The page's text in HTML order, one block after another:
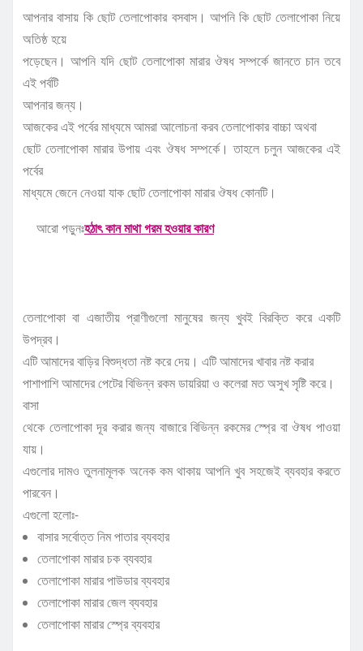
আপনার বাসায় কি ছোট তেলাপোকার বসবাস। আপনি কি ছোট তেলাপোকা নিয়ে
অতিষ্ঠ হয়ে
পড়েছেন। আপনি যদি ছোট তেলাপোকা মারার ঔষধ সম্পর্কে জানতে চান তবে
এই পর্বটি
আপনার জন্য।
আজকের এই পর্বের মাধ্যমে আমরা আলোচনা করব তেলাপোকার বাচ্চা অথবা
ছোট তেলাপোকা মারার উপায় এবং ঔষধ সম্পর্কে। তাহলে চলুন আজকের এই
পর্বের
মাধ্যমে জেনে নেওয়া যাক ছোট তেলাপোকা মারার ঔষধ কোনটি।
আরো পড়ুনঃহঠাৎ কান মাথা গরম হওয়ার কারণ
তেলাপোকা বা এজাতীয় প্রাণীগুলো মানুষের জন্য খুবই বিরক্তি করে একটি
উপদ্রব।
এটি আমাদের বাড়ির বিশুদ্ধতা নষ্ট করে দেয়। এটি আমাদের খাবার নষ্ট করার
পাশাপাশি আমাদের পেটের বিভিন্ন রকম ডায়রিয়া ও কলেরা মত অসুখ সৃষ্টি করে।
বাসা
থেকে তেলাপোকা দূর করার জন্য বাজারে বিভিন্ন রকমের স্প্রে বা ঔষধ পাওয়া
যায়।
এগুলোর দামও তুলনামূলক অনেক কম থাকায় আপনি খুব সহজেই ব্যবহার করতে
পারবেন।
এগুলো হলোঃ-
বাসার সর্বোত্ত নিম পাতার ব্যবহার
তেলাপোকা মারার চক ব্যবহার
তেলাপোকা মারার পাউডার ব্যবহার
তেলাপোকা মারার জেল ব্যবহার
তেলাপোকা মারার স্প্রে ব্যবহার